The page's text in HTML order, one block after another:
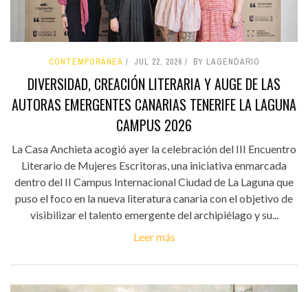
CONTEMPORÁNEA JUL 22, 2026 BY LAGENDARIO
DIVERSIDAD, CREACIÓN LITERARIA Y AUGE DE LAS
AUTORAS EMERGENTES CANARIAS TENERIFE LA LAGUNA
CAMPUS 2026
La Casa Anchieta acogió ayer la celebración del III Encuentro
Literario de Mujeres Escritoras, una iniciativa enmarcada
dentro del II Campus Internacional Ciudad de La Laguna que
puso el foco en la nueva literatura canaria con el objetivo de
visibilizar el talento emergente del archipiélago y su...
Leer más